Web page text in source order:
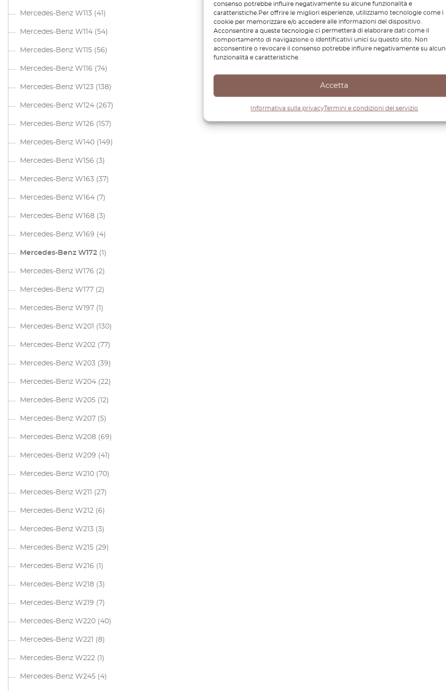
consenso potrebbe influire negativamente su alcune funzionalità e
caratteristiche.Per offrire le migliori esperienze, utilizziamo tecnologie come i
cookie per memorizzare e/o accedere alle informazioni del dispositivo.
Acconsentire a queste tecnologie ci permetterà di elaborare dati come il
comportamento di navigazione o identificativi unici su questo sito. Non
acconsentire o revocare il consenso potrebbe influire negativamente su
funzionalità e caratteristiche.
Accetta
Informativa sulla privacyTermini e condizioni del servizio
Mercedes-Benz W113 (41)
Mercedes-Benz W114 (54)
Mercedes-Benz W115 (56)
Mercedes-Benz W116 (74)
Mercedes-Benz W123 (138)
Mercedes-Benz W124 (267)
Mercedes-Benz W126 (157)
Mercedes-Benz W140 (149)
Mercedes-Benz W156 (3)
Mercedes-Benz W163 (37)
Mercedes-Benz W164 (7)
Mercedes-Benz W168 (3)
Mercedes-Benz W169 (4)
Mercedes-Benz W172 (1)
Mercedes-Benz W176 (2)
Mercedes-Benz W177 (2)
Mercedes-Benz W197 (1)
Mercedes-Benz W201 (130)
Mercedes-Benz W202 (77)
Mercedes-Benz W203 (39)
Mercedes-Benz W204 (22)
Mercedes-Benz W205 (12)
Mercedes-Benz W207 (5)
Mercedes-Benz W208 (69)
Mercedes-Benz W209 (41)
Mercedes-Benz W210 (70)
Mercedes-Benz W211 (27)
Mercedes-Benz W212 (6)
Mercedes-Benz W213 (3)
Mercedes-Benz W215 (29)
Mercedes-Benz W216 (1)
Mercedes-Benz W218 (3)
Mercedes-Benz W219 (7)
Mercedes-Benz W220 (40)
Mercedes-Benz W221 (8)
Mercedes-Benz W222 (1)
Mercedes-Benz W245 (4)